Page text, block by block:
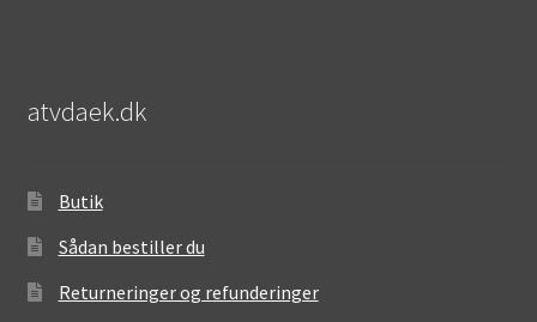
atvdaek.dk
Butik
Sådan bestiller du
Returneringer og refunderinger